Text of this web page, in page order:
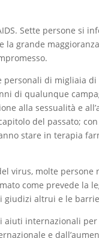
Sette persone si
grande
di migliaia di
di qualunque
alla sessualità e
del passato;
stare in terapia
virus, molte persone
come prevede la
giudizi altrui e le
internazionali per
e